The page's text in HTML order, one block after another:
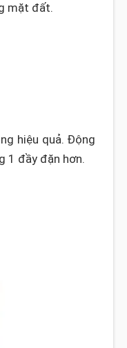
mặt đất.
hiệu quả. Động
1 đầy đặn hơn.